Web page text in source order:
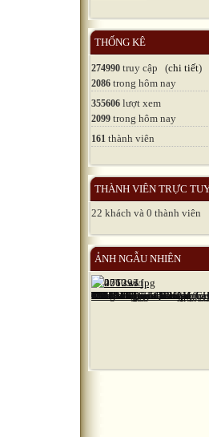
THỐNG KÊ
274990 truy cập (chi tiết)
2086 trong hôm nay
355606 lượt xem
2099 trong hôm nay
161 thành viên
THÀNH VIÊN TRỰC
22 khách và 0 thành viên
ẢNH NGẪU NHIÊN